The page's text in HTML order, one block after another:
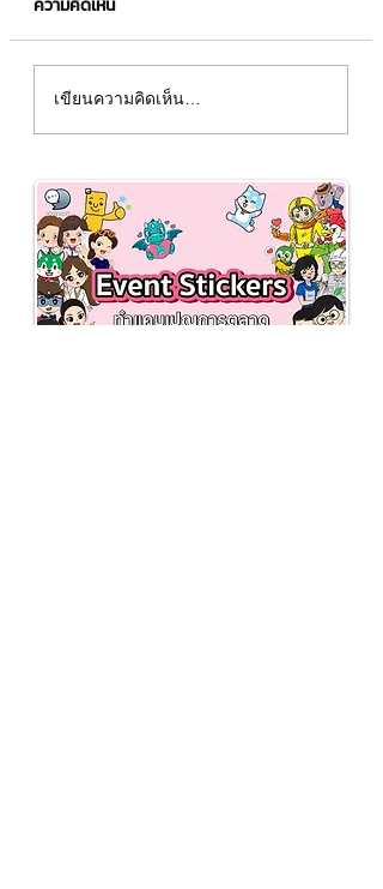
จิตวิทยาในการลดส่วนลด
เพื่อเพิ่มยอดขาย
รู้
เขียนความคิดเห็น…